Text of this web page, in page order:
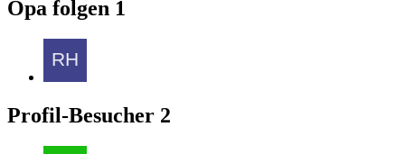
Opa folgen 1
Profil-Besucher 2